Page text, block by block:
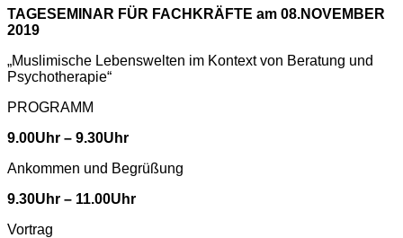
TAGESEMINAR FÜR FACHKRÄFTE am 08.NOVEMBER
2019
„Muslimische Lebenswelten im Kontext von Beratung und
Psychotherapie“
PROGRAMM
9.00Uhr – 9.30Uhr
Ankommen und Begrüßung
9.30Uhr – 11.00Uhr
Vortrag